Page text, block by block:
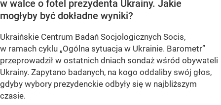
w walce o fotel prezydenta Ukrainy. Jakie
mogłyby być dokładne wyniki?
Ukraińskie Centrum Badań Socjologicznych Socis,
w ramach cyklu „Ogólna sytuacja w Ukrainie. Barometr”
przeprowadził w ostatnich dniach sondaż wśród obywateli
Ukrainy. Zapytano badanych, na kogo oddaliby swój głos,
gdyby wybory prezydenckie odbyły się w najbliższym
czasie.